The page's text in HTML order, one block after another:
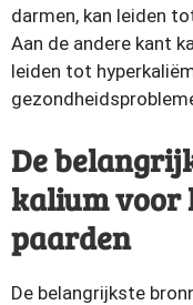
darmen, kan leiden
Aan de andere kant
leiden tot
De
kalium voor
paarden
De belangrijkste